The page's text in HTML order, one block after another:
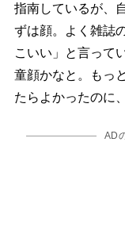
指南しているが、
ずは顔。よく雑誌
こいい」と言って
童顔かなと。もっ
たらよかったのに
AD